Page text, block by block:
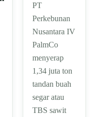
PT
Perkebunan
Nusantara IV
PalmCo
menyerap
1,34 juta ton
tandan buah
segar atau
TBS sawit